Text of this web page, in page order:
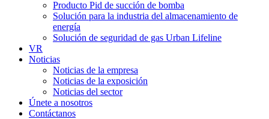
Producto Pid de succión de bomba
Solución para la industria del almacenamiento de
energía
Solución de seguridad de gas Urban Lifeline
VR
Noticias
Noticias de la empresa
Noticias de la exposición
Noticias del sector
Únete a nosotros
Contáctanos